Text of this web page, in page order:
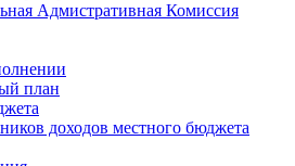
Адмистративная Комиссия
план
доходов местного бюджета